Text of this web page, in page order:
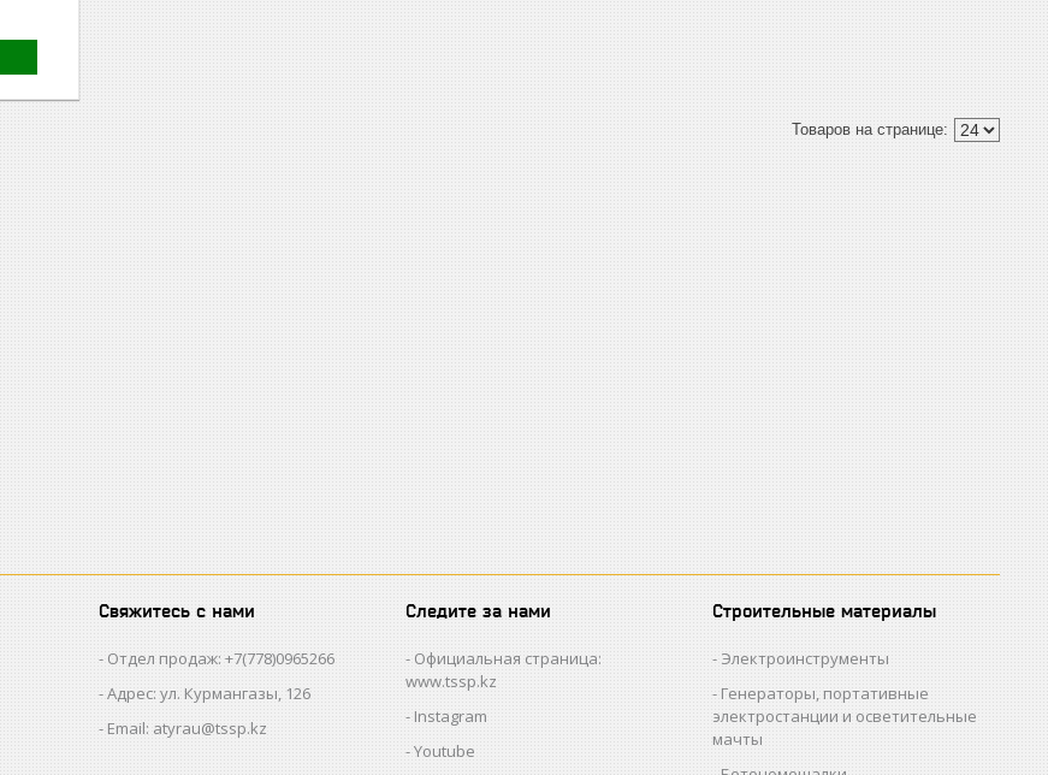
Свяжитесь с нами
Отдел продаж: +7(778)0965266
Адрес: ул. Курмангазы, 126
Email: atyrau@tssp.kz
Следите за нами
Официальная страница:
www.tssp.kz
Instagram
Youtube
Строительные материалы
Электроинструменты
Генераторы, портативные
электростанции и осветительные
мачты